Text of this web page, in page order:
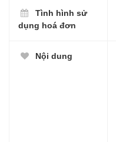
Tình hình sử
dụng hoá đơn
Nội dung